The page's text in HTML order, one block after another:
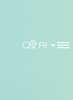
Rechercher
Choisir la